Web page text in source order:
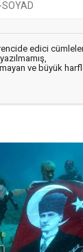
edici
ve büyük